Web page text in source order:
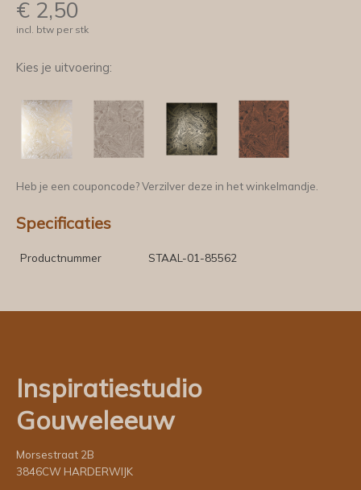
€ 2,50
incl. btw per stk
Kies je uitvoering:
Heb je een couponcode? Verzilver deze in het winkelmandje.
Specificaties
Productnummer STAAL-01-85562
Inspiratiestudio
Gouweleeuw
Morsestraat 2B
3846CW HARDERWIJK